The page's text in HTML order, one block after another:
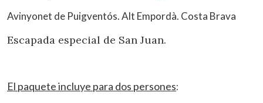
Cheques Regalo Descubre Catalunya
Contacto
vpn_key
Avinyonet de Puigventós. Alt Empordà. Costa Brava
Escapada especial de San Juan.
El paquete incluye para dos persones: